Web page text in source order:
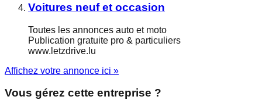
Voitures neuf et occasion
Toutes les annonces auto et moto
Publication gratuite pro & particuliers
www.letzdrive.lu
Affichez votre annonce ici »
Vous gérez cette entreprise ?